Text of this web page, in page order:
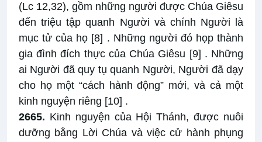
(Lc 12,32), gồm những người được Chúa Giêsu
đến triệu tập quanh Người và chính Người là
mục tử của họ [8] . Những người đó họp thành
gia đình đích thực của Chúa Giêsu [9] . Những
ai Người đã quy tụ quanh Người, Người đã dạy
cho họ một “cách hành động” mới, và cả một
kinh nguyện riêng [10] .
2665. Kinh nguyện của Hội Thánh, được nuôi
dưỡng bằng Lời Chúa và việc cử hành phụng